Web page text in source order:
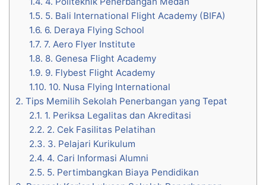
1.5. 5. Bali International Flight Academy (BIFA)
1.6. 6. Deraya Flying School
1.7. 7. Aero Flyer Institute
1.8. 8. Genesa Flight Academy
1.9. 9. Flybest Flight Academy
1.10. 10. Nusa Flying International
2. Tips Memilih Sekolah Penerbangan yang Tepat
2.1. 1. Periksa Legalitas dan Akreditasi
2.2. 2. Cek Fasilitas Pelatihan
2.3. 3. Pelajari Kurikulum
2.4. 4. Cari Informasi Alumni
2.5. 5. Pertimbangkan Biaya Pendidikan